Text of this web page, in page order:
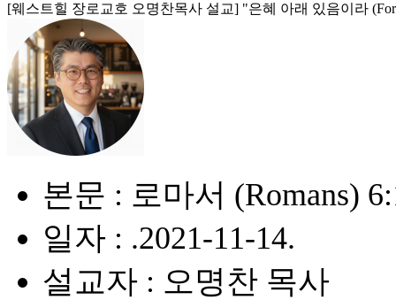
[웨스트힐 장로교호 오명찬목사 설교] "은혜 아래 있음이라 (For
본문 : 로마서 (Romans)
일자 : .2021-11-14.
설교자 : 오명찬 목사